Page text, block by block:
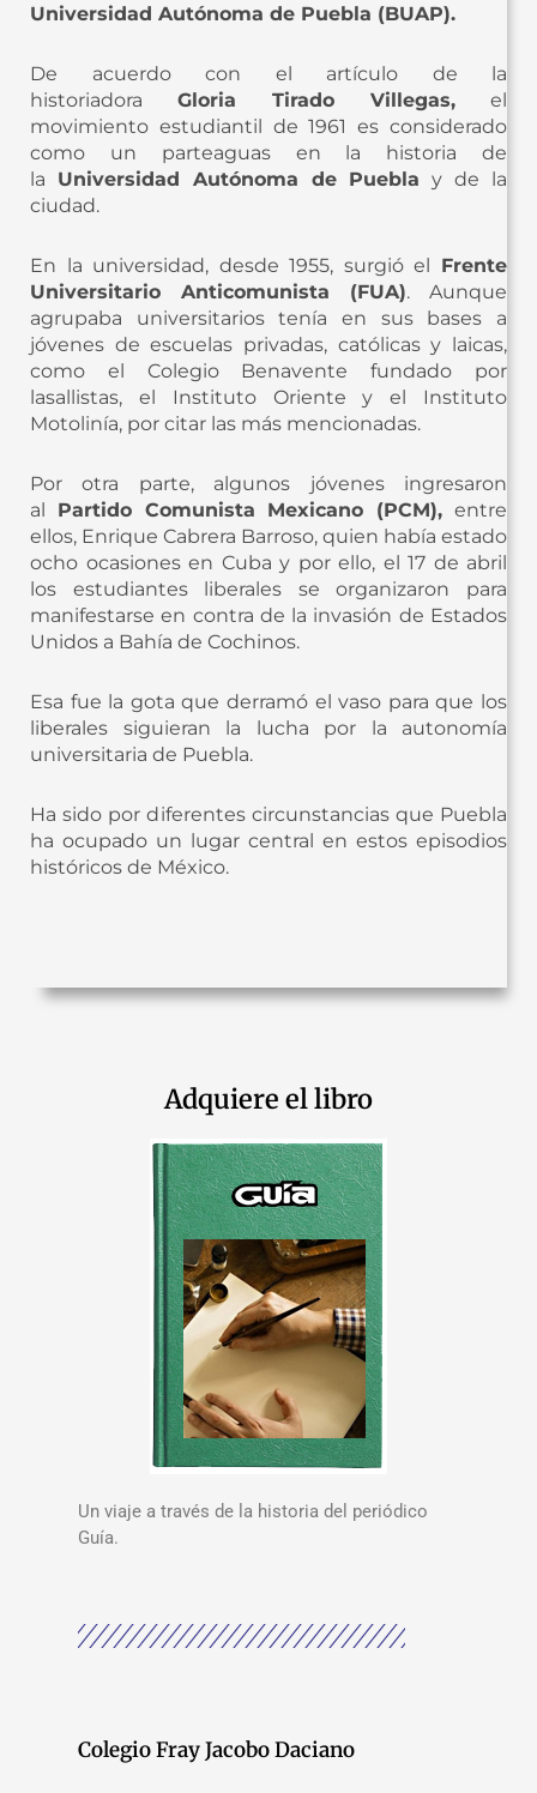
Universidad Autónoma de Puebla (BUAP).
De acuerdo con el artículo de la
historiadora Gloria Tirado Villegas, el
movimiento estudiantil de 1961 es considerado
como un parteaguas en la historia de
la Universidad Autónoma de Puebla y de la
ciudad.
En la universidad, desde 1955, surgió el Frente
Universitario Anticomunista (FUA). Aunque
agrupaba universitarios tenía en sus bases a
jóvenes de escuelas privadas, católicas y laicas,
como el Colegio Benavente fundado por
lasallistas, el Instituto Oriente y el Instituto
Motolinía, por citar las más mencionadas.
Por otra parte, algunos jóvenes ingresaron
al Partido Comunista Mexicano (PCM), entre
ellos, Enrique Cabrera Barroso, quien había estado
ocho ocasiones en Cuba y por ello, el 17 de abril
los estudiantes liberales se organizaron para
manifestarse en contra de la invasión de Estados
Unidos a Bahía de Cochinos.
Esa fue la gota que derramó el vaso para que los
liberales siguieran la lucha por la autonomía
universitaria de Puebla.
Ha sido por diferentes circunstancias que Puebla
ha ocupado un lugar central en estos episodios
históricos de México.
Adquiere el libro
Un viaje a través de la historia del periódico
Guía.
Colegio Fray Jacobo Daciano